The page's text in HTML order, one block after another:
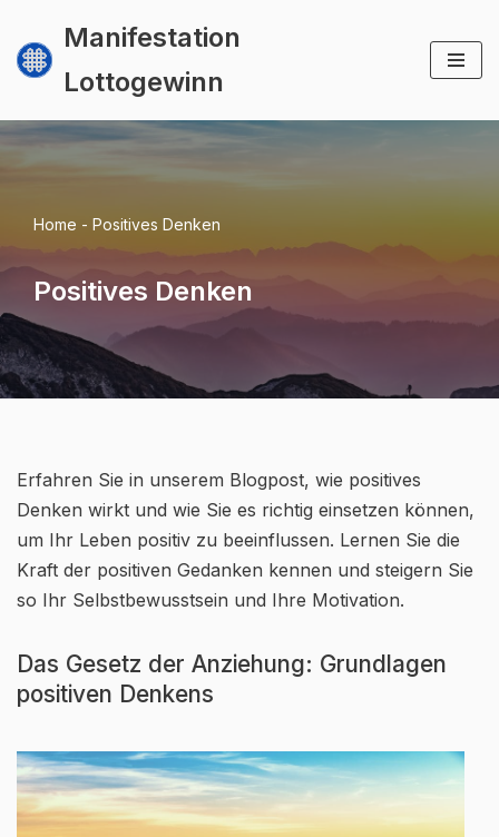
Zum
springen
Manifestation
Lottogewinn
Home - Positives Denken
Positives Denken
Erfahren Sie in unserem Blogpost, wie positives
Denken wirkt und wie Sie es richtig einsetzen können,
um Ihr Leben positiv zu beeinflussen. Lernen Sie die
Kraft der positiven Gedanken kennen und steigern Sie
so Ihr Selbstbewusstsein und Ihre Motivation.
Das Gesetz der Anziehung: Grundlagen
positiven Denkens